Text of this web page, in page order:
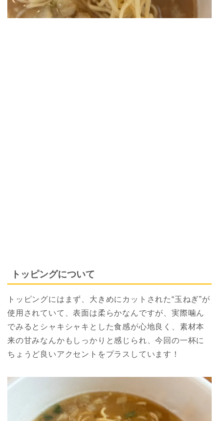
トッピングについて
トッピングにはまず、大きめにカットされた“玉ねぎ”が
使用されていて、表面は柔らかなんですが、実際噛ん
でみるとシャキシャキとした食感が心地良く、素材本
来の甘みなんかもしっかりと感じられ、今回の一杯に
ちょうど良いアクセントをプラスしています！